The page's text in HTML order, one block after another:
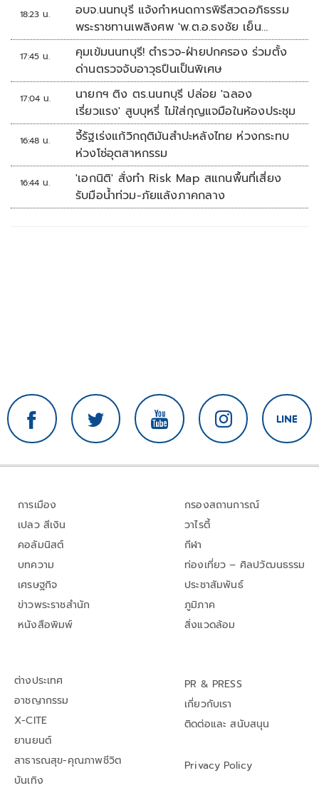
18:23 น.
อบจ.นนทบุรี แจ้งกำหนดการพิธีสวดอภิธรรม
พระราชทานเพลิงศพ 'พ.ต.อ.ธงชัย เย็น
ประเสริฐ'
17:45 น.
คุมเข้มนนทบุรี! ตำรวจ-ฝ่ายปกครอง ร่วมตั้ง
ด่านตรวจจับอาวุธปืนเป็นพิเศษ
17:04 น.
นายกฯ ติง ตร.นนทบุรี ปล่อย 'ฉลอง
เรี่ยวแรง' สูบบุหรี่ ไม่ใส่กุญแจมือในห้องประชุม
16:48 น.
จี้รัฐเร่งแก้วิกฤติมันสำปะหลังไทย ห่วงกระทบ
ห่วงโซ่อุตสาหกรรม
16:44 น.
'เอกนิติ' สั่งทำ Risk Map สแกนพื้นที่เสี่ยง
รับมือน้ำท่วม-ภัยแล้งภาคกลาง
การเมือง
เปลว สีเงิน
คอลัมนิสต์
บทความ
เศรษฐกิจ
ข่าวพระราชสำนัก
หนังสือพิมพ์
กรองสถานการณ์
วาไรตี้
กีฬา
ท่องเที่ยว – ศิลปวัฒนธรรม
ประชาสัมพันธ์
ภูมิภาค
สิ่งแวดล้อม
ต่างประเทศ
อาชญากรรม
X-CITE
ยานยนต์
สาธารณสุข-คุณภาพชีวิต
บันเทิง
PR & PRESS
เกี่ยวกับเรา
ติดต่อและ สนับสนุน
Privacy Policy